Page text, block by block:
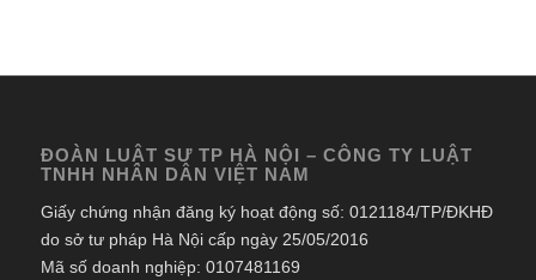
ĐOÀN LUẬT SƯ TP HÀ NỘI – CÔNG TY LUẬT
TNHH NHÂN DÂN VIỆT NAM
Giấy chứng nhận đăng ký hoạt động số: 0121184/TP/ĐKHĐ
do sở tư pháp Hà Nội cấp ngày 25/05/2016
Mã số doanh nghiệp: 0107481169